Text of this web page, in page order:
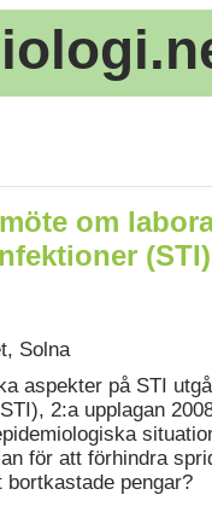
om
(STI)
Solna
aspekter på STI
2:a upplagan
för att förhindra
pengar?